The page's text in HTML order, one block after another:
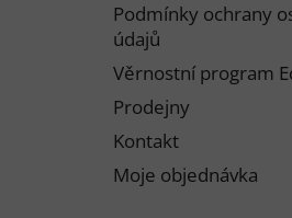
Podmínky ochrany
údajů
Věrnostní program
Prodejny
Kontakt
Moje objednávka